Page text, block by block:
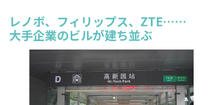
レノボ、フィリップス、ZTE……
大手企業のビルが建ち並ぶ